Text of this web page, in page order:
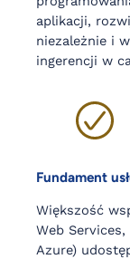
aplikacji,
niezależnie i
ingerencji w
Fundament
Większość
Web
Azure)